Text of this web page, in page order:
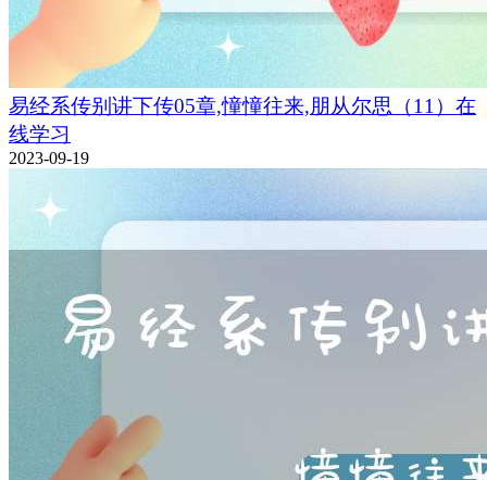
易经系传别讲下传05章,憧憧往来,朋从尔思（11）在
线学习
2023-09-19